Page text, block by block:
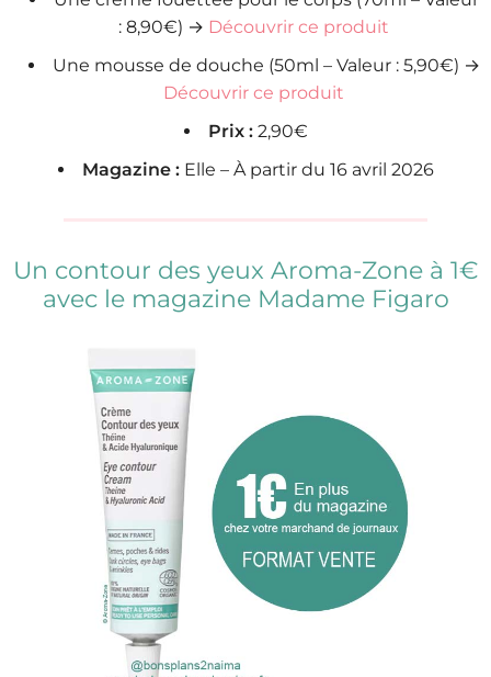
: 8,90€) → Découvrir ce produit
Une mousse de douche (50ml – Valeur : 5,90€) →
Découvrir ce produit
Prix :2,90€
Magazine :Elle – À partir du 16 avril 2026
Un contour des yeux Aroma-Zone à 1€
avec le magazine Madame Figaro